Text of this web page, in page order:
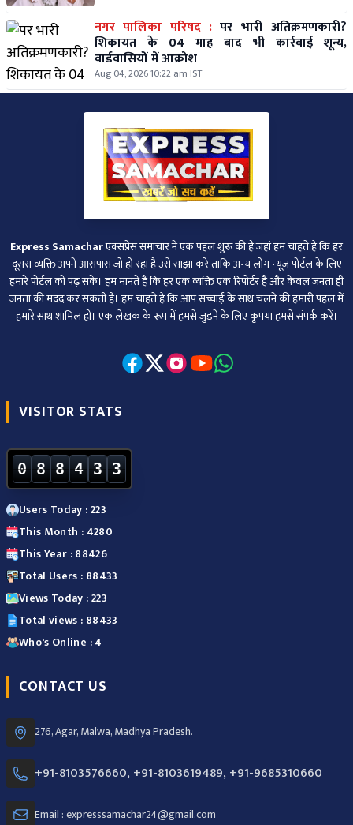
नगर पालिका परिषद : पर भारी अतिक्रमणकारी?
शिकायत के 04 माह बाद भी कार्रवाई शून्य,
वार्डवासियों में आक्रोश
Aug 04, 2026 10:22 am IST
Express Samacharएक्सप्रेस समाचार ने एक पहल शुरू की है जहां हम चाहते हैं कि हर
दूसरा व्‍यक्ति अपने आसपास जो हो रहा है उसे साझा करे ताकि अन्‍य लोग न्‍यूज पोर्टल के लिए
हमारे पोर्टल को पढ़ सकें। हम मानते हैं कि हर एक व्यक्ति एक रिपोर्टर है और केवल जनता ही
जनता की मदद कर सकती है। हम चाहते हैं कि आप सच्चाई के साथ चलने की हमारी पहल में
हमारे साथ शामिल हों। एक लेखक के रूप में हमसे जुड़ने के लिए कृपया हमसे संपर्क करें।
VISITOR STATS
0 8 8 4 3 3
Users Today : 223
This Month : 4280
This Year : 88426
Total Users : 88433
Views Today : 223
Total views : 88433
Who's Online : 4
CONTACT US
276, Agar, Malwa, Madhya Pradesh.
+91-8103576660, +91-8103619489, +91-9685310660
Email : expresssamachar24@gmail.com